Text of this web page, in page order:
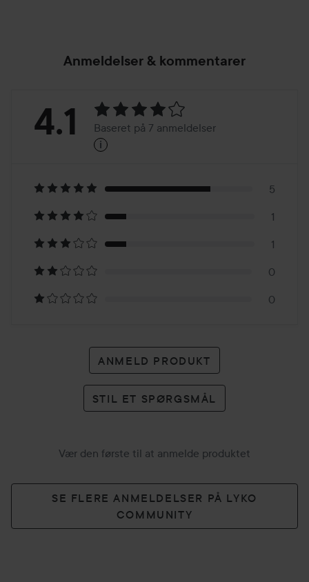
Anmeldelser & kommentarer
Bedømmelse:
Baseret
på
7
anmeldelser
4.1 Baseret på 7 anmeldelser
i
5
1
1
0
0
ANMELD PRODUKT
STIL ET SPØRGSMÅL
Vær den første til at anmelde produktet
SE FLERE ANMELDELSER PÅ LYKO
COMMUNITY